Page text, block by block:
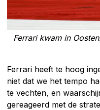
Ferrari kwam in
Ferrari heeft te hoog
niet dat we het tempo
te vechten, en
gereageerd met de